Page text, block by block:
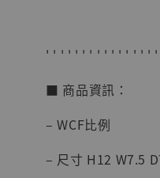
' ' ' ' ' ' ' ' ' ' ' ' ' ' '
■ 商品資訊：
– WCF比例
– 尺寸 H12 W7.5